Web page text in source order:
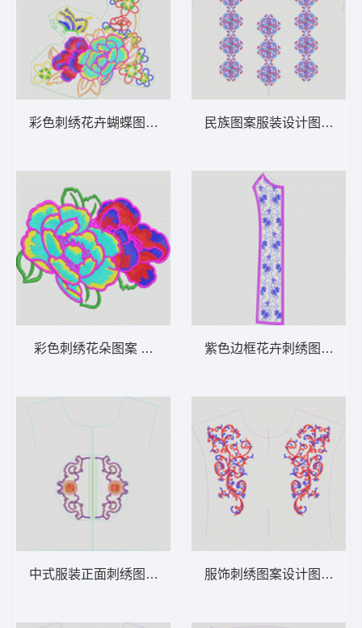
彩色刺绣花卉蝴蝶图案 花经典
彩色刺绣花朵图案 花经典
中式服装正面刺绣图案 民族
民族图案服装设计图 十字
紫色边框花卉刺绣图案 花
服饰刺绣图案设计图 抽象